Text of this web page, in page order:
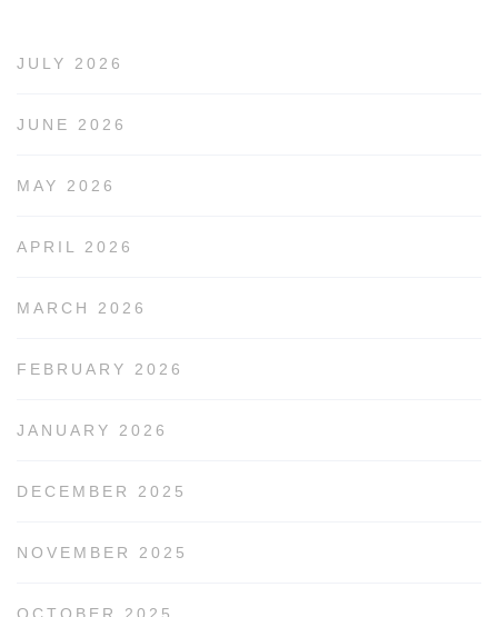
JULY 2026
JUNE 2026
MAY 2026
APRIL 2026
MARCH 2026
FEBRUARY 2026
JANUARY 2026
DECEMBER 2025
NOVEMBER 2025